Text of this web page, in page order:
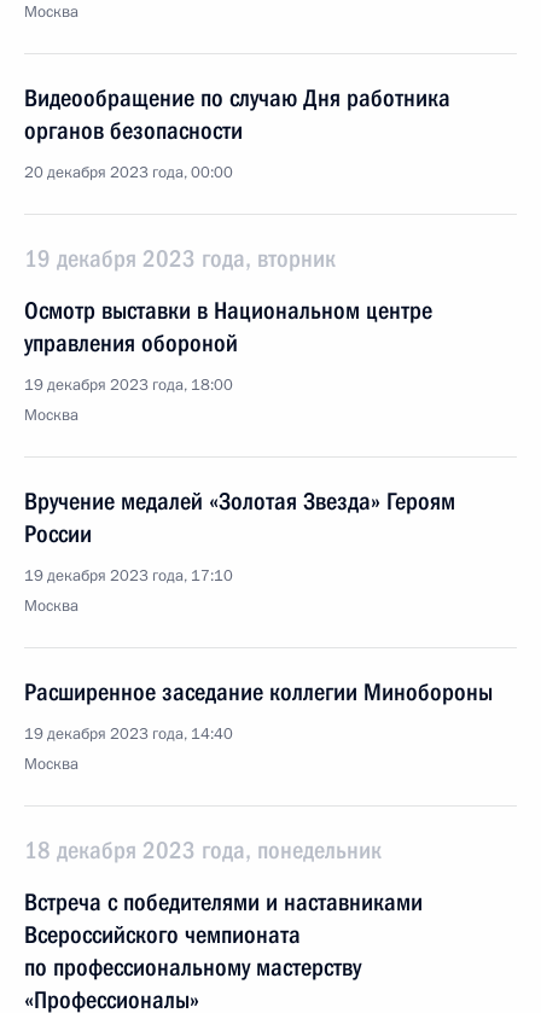
Москва
Видеообращение по случаю Дня работника
органов безопасности
20 декабря 2023 года, 00:00
19 декабря 2023 года, вторник
Осмотр выставки в Национальном центре
управления обороной
19 декабря 2023 года, 18:00
Москва
Вручение медалей «Золотая Звезда» Героям
России
19 декабря 2023 года, 17:10
Москва
Расширенное заседание коллегии Минобороны
19 декабря 2023 года, 14:40
Москва
18 декабря 2023 года, понедельник
Встреча с победителями и наставниками
Всероссийского чемпионата
по профессиональному мастерству
«Профессионалы»